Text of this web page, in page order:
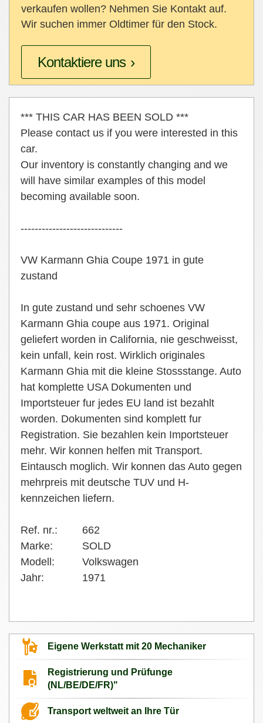
verkaufen wollen? Nehmen Sie Kontakt auf.
Wir suchen immer Oldtimer für den Stock.
Kontaktiere uns
*** THIS CAR HAS BEEN SOLD ***
Please contact us if you were interested in this
car.
Our inventory is constantly changing and we
will have similar examples of this model
becoming available soon.
-----------------------------
VW Karmann Ghia Coupe 1971 in gute
zustand
In gute zustand und sehr schoenes VW
Karmann Ghia coupe aus 1971. Original
geliefert worden in California, nie geschweisst,
kein unfall, kein rost. Wirklich originales
Karmann Ghia mit die kleine Stossstange. Auto
hat komplette USA Dokumenten und
Importsteuer fur jedes EU land ist bezahlt
worden. Dokumenten sind komplett fur
Registration. Sie bezahlen kein Importsteuer
mehr. Wir konnen helfen mit Transport.
Eintausch moglich. Wir konnen das Auto gegen
mehrpreis mit deutsche TUV und H-
kennzeichen liefern.
Ref. nr.:
662
Marke:
SOLD
Modell:
Volkswagen
Jahr:
1971
Eigene Werkstatt mit 20 Mechaniker
Registrierung und Prüfunge
(NL/BE/DE/FR)"
Transport weltweit an Ihre Tür